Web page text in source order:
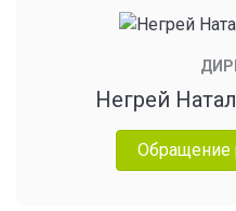
Негрей
Обращение